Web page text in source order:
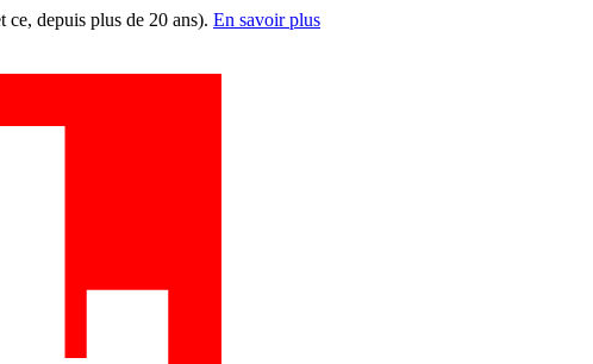
depuis plus de 20 ans). En savoir plus